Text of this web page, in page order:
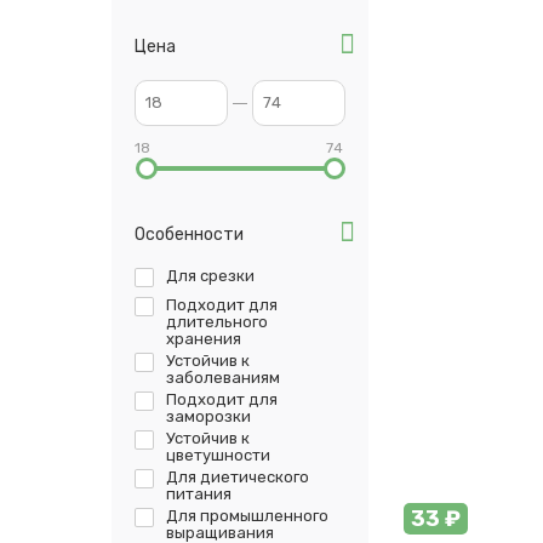
Цена
18 74
Особенности
Для срезки
Подходит для
длительного
хранения
Устойчив к
заболеваниям
Подходит для
заморозки
Устойчив к
цветушности
Для диетического
питания
Для промышленного
выращивания
33 ₽